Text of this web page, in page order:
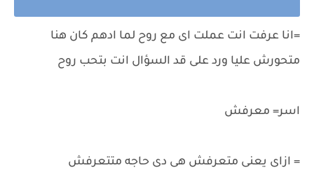
=انا عرفت انت عملت اى مع روح لما ادهم كان هنا
متحورش عليا ورد على قد السؤال انت بتحب روح
اسر= معرفش
= ازاى يعنى متعرفش هى دى حاجه متتعرفش